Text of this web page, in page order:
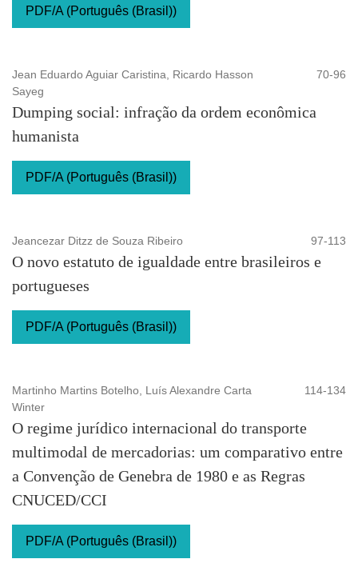
PDF/A (Português (Brasil))
Jean Eduardo Aguiar Caristina, Ricardo Hasson
Sayeg
70-96
Dumping social: infração da ordem econômica
humanista
PDF/A (Português (Brasil))
Jeancezar Ditzz de Souza Ribeiro 97-113
O novo estatuto de igualdade entre brasileiros e
portugueses
PDF/A (Português (Brasil))
Martinho Martins Botelho, Luís Alexandre Carta
Winter
114-134
O regime jurídico internacional do transporte
multimodal de mercadorias: um comparativo entre
a Convenção de Genebra de 1980 e as Regras
CNUCED/CCI
PDF/A (Português (Brasil))